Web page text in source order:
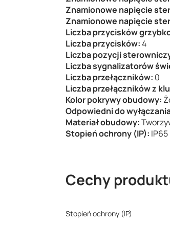
Znamionowe napięcie
Znamionowe napięcie
Liczba przycisków
Liczba przycisków:4
Liczba pozycji
Liczba sygnalizatorów
Liczba przełączników: 0
Liczba przełączników z
Kolor pokrywy obudowy:
Odpowiedni do
Materiał obudowy:
Stopień ochrony (IP): IP65
Cechy
Stopień ochrony (IP)